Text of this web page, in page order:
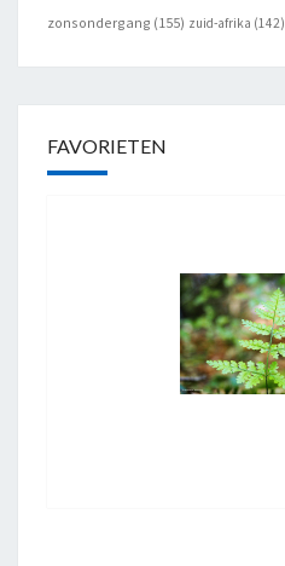
zonsondergang (155) zuid-afrika (142)
FAVORIETEN